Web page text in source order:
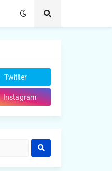
Twitter
Instagram